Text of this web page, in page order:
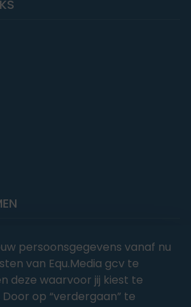
9880 Aalter België
persoonsgegevens vanaf nu
van Equ.Media gcv te
deze waarvoor jij kiest te
op “verdergaan” te